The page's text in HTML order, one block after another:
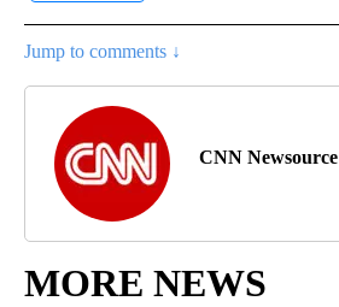
Jump to comments ↓
CNN Newsource
MORE NEWS